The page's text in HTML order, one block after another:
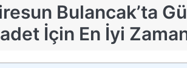
Bulancak’ta
İçin En İyi